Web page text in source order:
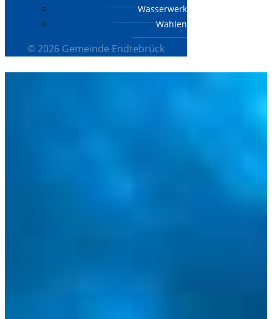
Wasserwerk
Wahlen
© 2026 Gemeinde Endtebrück